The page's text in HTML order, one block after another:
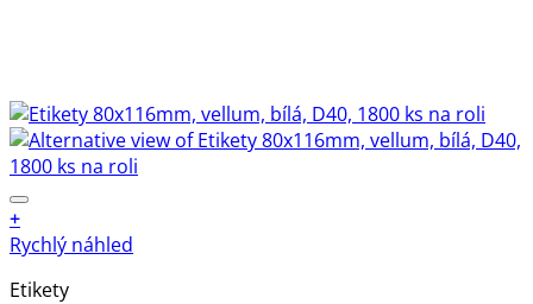
+
Rychlý náhled
Etikety